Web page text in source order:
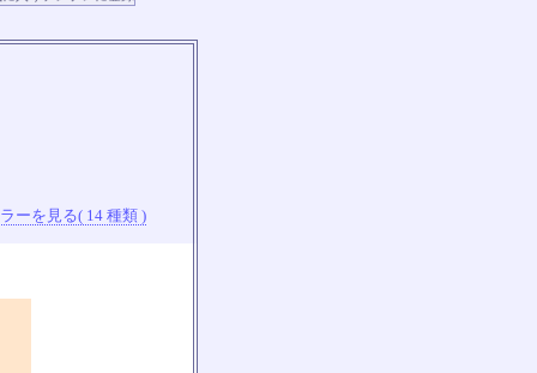
ーを見る( 14 種類 )